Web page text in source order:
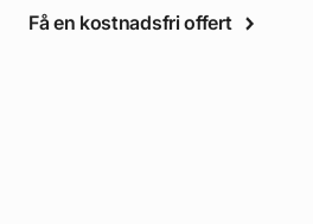
Få en kostnadsfri offert